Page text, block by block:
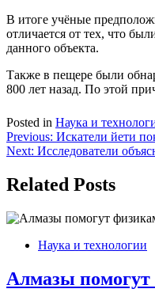
В итоге учёные
отличается от тех, что
данного объекта.
Также в пещере были
800 лет назад. По этой
Posted in Наука и
Навигация
по
записям
Previous: Искатели йети
Next: Исследователи
Related Posts
Наука и технологии
Алмазы помогут